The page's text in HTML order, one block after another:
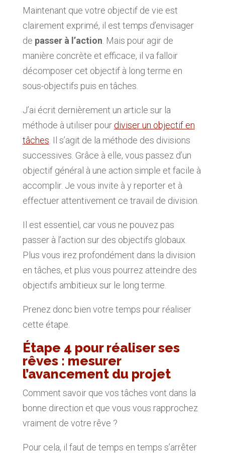
Maintenant que votre objectif de vie est
clairement exprimé, il est temps d’envisager
de passer à l’action. Mais pour agir de
manière concrète et efficace, il va falloir
décomposer cet objectif à long terme en
sous-objectifs puis en tâches.
J’ai écrit dernièrement un article sur la
méthode à utiliser pour diviser un objectif en
tâches. Il s’agit de la méthode des divisions
successives. Grâce à elle, vous passez d’un
objectif général à une action simple et facile à
accomplir. Je vous invite à y reporter et à
effectuer attentivement ce travail de division.
Il est essentiel, car vous ne pouvez pas
passer à l’action sur des objectifs globaux.
Plus vous irez profondément dans la division
en tâches, et plus vous pourrez atteindre des
objectifs ambitieux sur le long terme.
Prenez donc bien votre temps pour réaliser
cette étape.
Étape 4 pour réaliser ses
rêves : mesurer
l’avancement du projet
Comment savoir que vos tâches vont dans la
bonne direction et que vous vous rapprochez
vraiment de votre rêve ?
Pour cela, il faut de temps en temps s’arrêter